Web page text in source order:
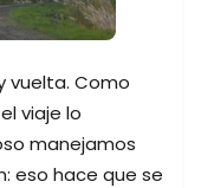
vuelta. Como
viaje lo
manejamos
eso hace que se